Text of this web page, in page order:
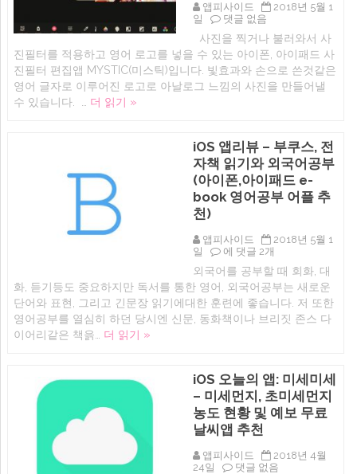
이
패
드)
에
앱피사이드
2018년 5월 1
일
오
무
료
iOS
앱:
사
날
로
그
느
낌
으
들
기
–
미
스
틱
(MYSTIC
–
이
패
드
앱
추
천)
에
댓글 없음
사진을 찍거나 불러와서 사
진필터를 적용하고 영어 로고를 넣을 수 있는 아이폰, 아이패드 사
진필터 편집앱 MYSTIC(미스틱)입니다. 빛효과와 손으로 쓴것같은
영어 글자로 이루어진 로고로 아날로그 느낌의 사진을 만들어낼
수 있습니다. … 더 읽기 »
iOS 앱리뷰 – 부쿠스, 전
자책 읽기와 외국어공부
(아이폰,아이패드 e-
book 영어공부 어플 추
천)
앱피사이드
2018년 5월 1
일
iOS
리
뷰
–
부
쿠
읽
기
와
외
국
공
부
에 댓글 2개
외국어를 공부할 때 회화, 대
화, 듣기등도 중요하지만 독서를 통한 영어, 외국어공부는 새로운
단어와 표현, 그리고 긴문장 읽기에대한 훈련에 좋습니다. 저 또한
영어공부를 열심히 하던 당시엔 신문, 동화책이나 브리짓 존스 다
이어리같은 책읅… 더 읽기 »
iOS 오늘의 앱: 미세미세
– 미세먼지, 초미세먼지
농도 현황 및 예보 무료
날씨앱 추천
앱피사이드
2018년 4월
24일
iOS
댓글 없음